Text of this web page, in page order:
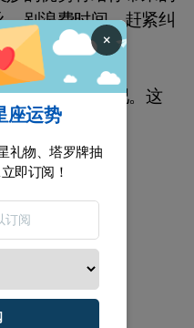
别浪费时间，赶紧纠
书籍。
快乐和自发性吧。这
的粘合剂。
×
座运势
礼物、塔罗牌抽
即订阅！